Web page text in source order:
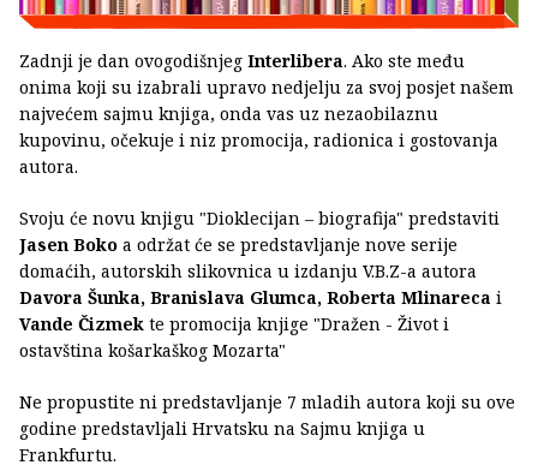
Zadnji je dan ovogodišnjeg Interlibera. Ako ste među
onima koji su izabrali upravo nedjelju za svoj posjet našem
najvećem sajmu knjiga, onda vas uz nezaobilaznu
kupovinu, očekuje i niz promocija, radionica i gostovanja
autora.
Svoju će novu knjigu "Dioklecijan – biografija" predstaviti
Jasen Boko a održat će se predstavljanje nove serije
domaćih, autorskih slikovnica u izdanju V.B.Z-a autora
Davora Šunka, Branislava Glumca, Roberta Mlinareca i
Vande Čizmek te promocija knjige "Dražen - Život i
ostavština košarkaškog Mozarta"
Ne propustite ni predstavljanje 7 mladih autora koji su ove
godine predstavljali Hrvatsku na Sajmu knjiga u
Frankfurtu.